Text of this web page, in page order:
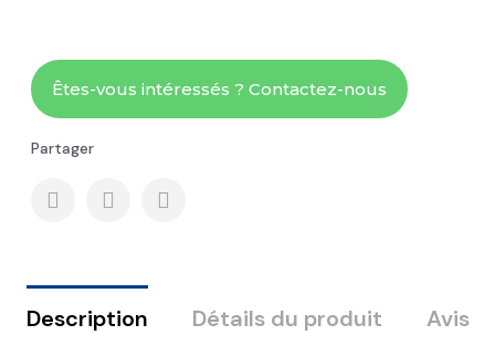
Êtes-vous intéressés ? Contactez-nous
Partager
Description Détails du produit Avis